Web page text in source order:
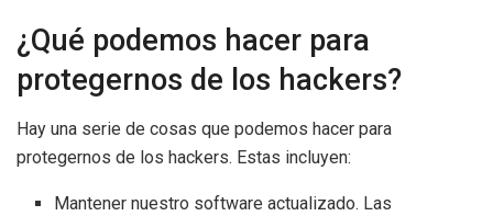
¿Qué podemos hacer para
protegernos de los hackers?
Hay una serie de cosas que podemos hacer para
protegernos de los hackers. Estas incluyen:
Mantener nuestro software actualizado. Las